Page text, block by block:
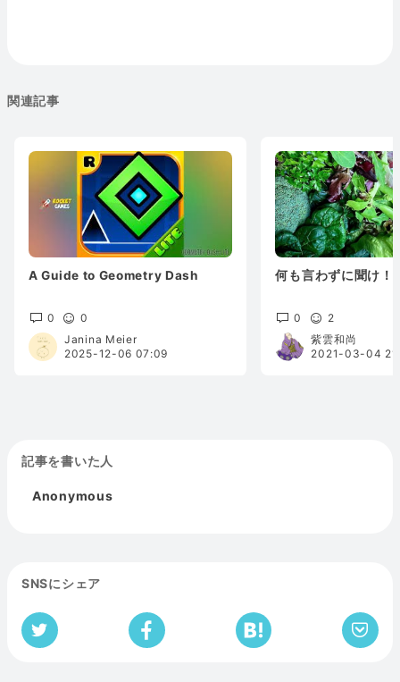
関連記事
A Guide to Geometry Dash
0
0
Janina Meier
2025-12-06 07:09
何も言わずに聞け！
0
2
紫雲和尚
2021-03-04
記事を書いた人
Anonymous
SNSにシェア